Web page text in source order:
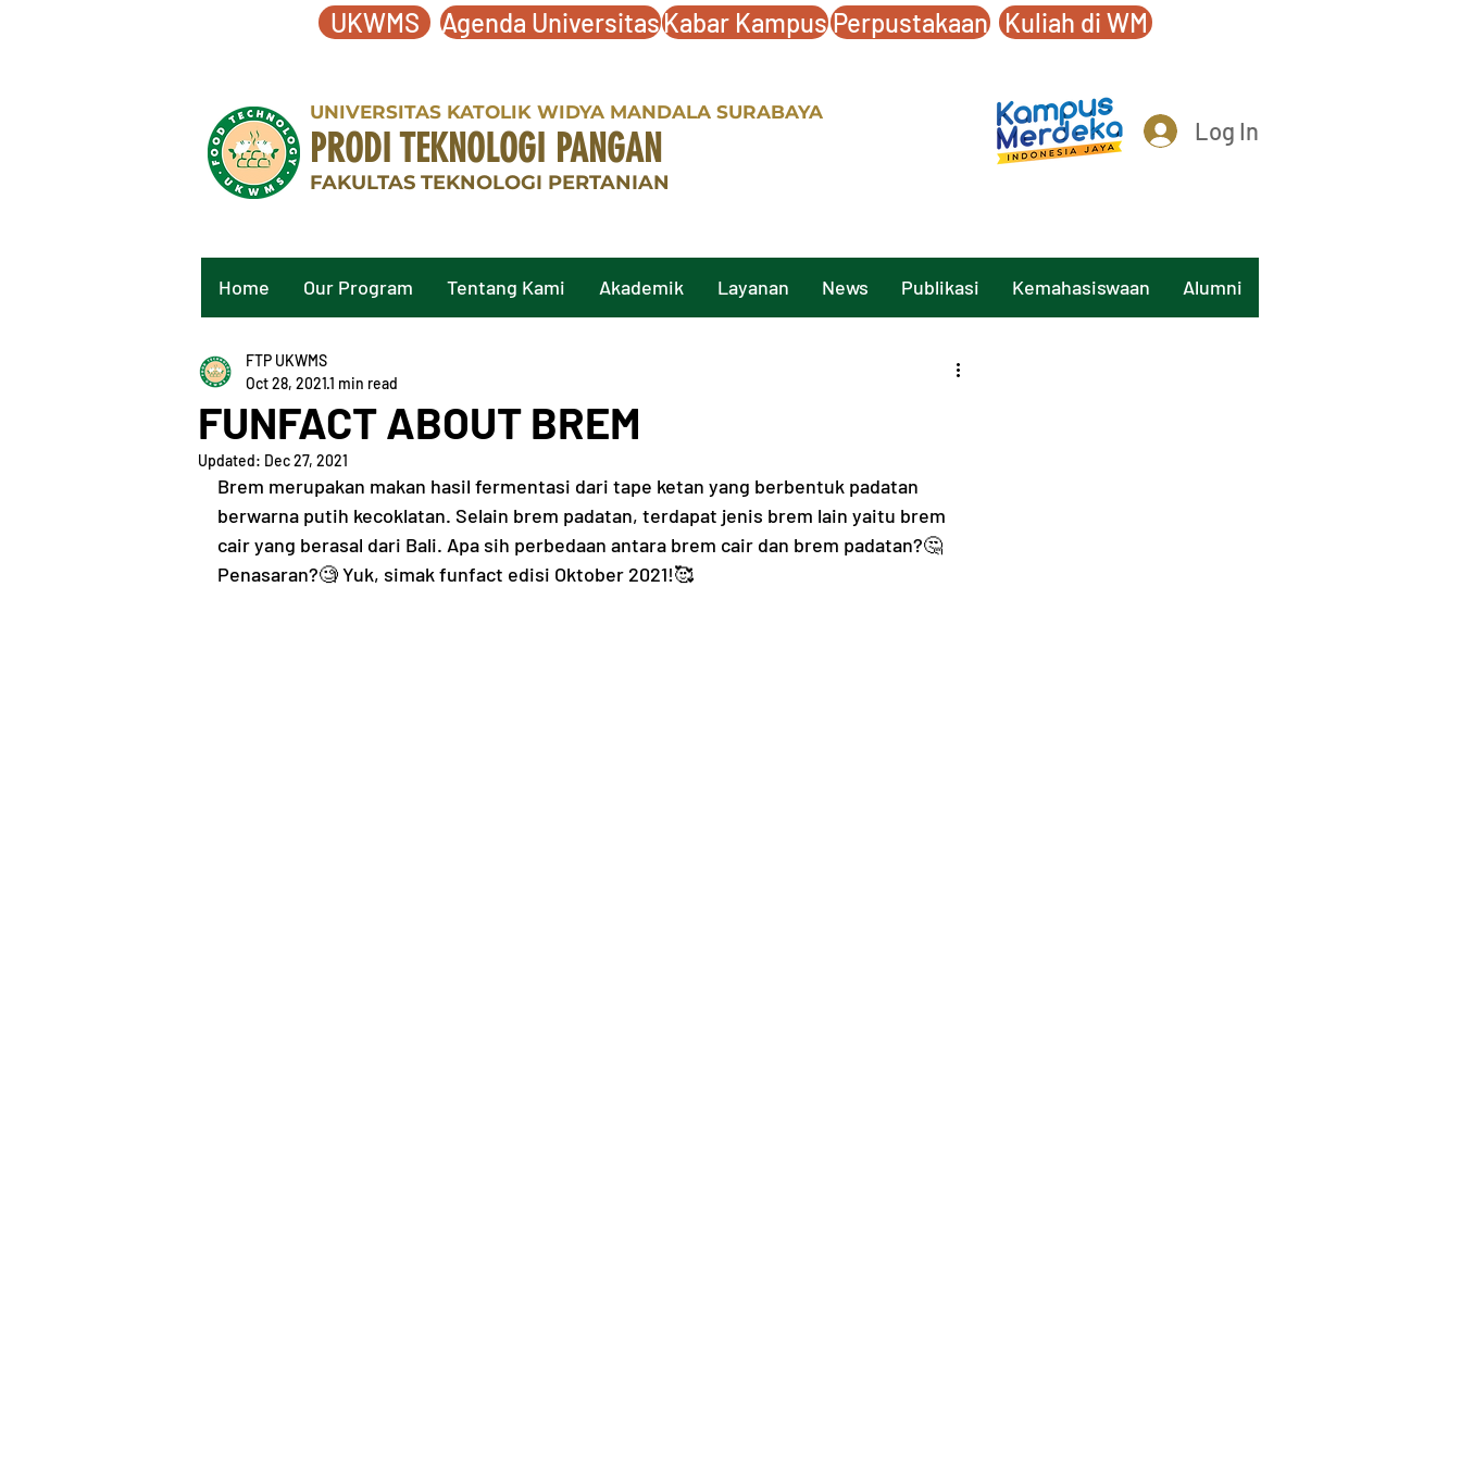
UKWMS Agenda UniversitasKabar KampusPerpustakaan Kuliah di WM
UNIVERSITAS KATOLIK WIDYA MANDALA SURABAYA
PRODI TEKNOLOGI PANGAN
FAKULTAS TEKNOLOGI PERTANIAN
Log In
Home Our Program Tentang Kami Akademik Layanan News Publikasi Kemahasiswaan Alumni
FUNFACT ABOUT BREM
FTP UKWMS
Oct 28, 20211 min read
Updated: Dec 27, 2021
Brem merupakan makan hasil fermentasi dari tape ketan yang berbentuk padatan
berwarna putih kecoklatan. Selain brem padatan, terdapat jenis brem lain yaitu brem
cair yang berasal dari Bali. Apa sih perbedaan antara brem cair dan brem padatan?🤔
Penasaran?🧐 Yuk, simak funfact edisi Oktober 2021!🥰